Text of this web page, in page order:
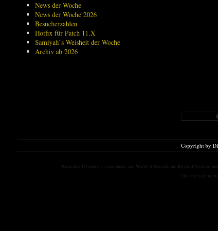
News der Woche
News der Woche 2026
Besucherzahlen
Hotfix für Patch 11.X
Samiyah`s Weisheit der Woche
Archiv ab 2026
Copyright by
Warlords of Draenor is a trademark, and World of Warcraft and Blizzard
This site is in no